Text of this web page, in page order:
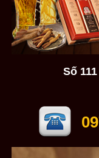
Số